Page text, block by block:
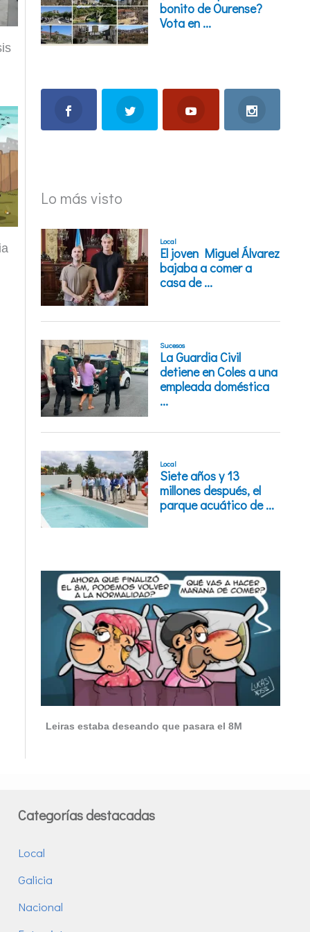
Lo más visto
Leiras estaba deseando que pasara el 8M
Categorías destacadas
Local
Galicia
Nacional